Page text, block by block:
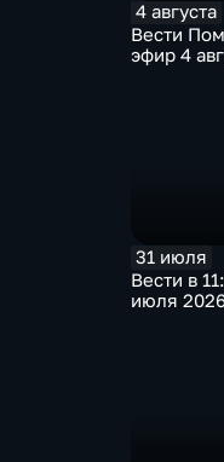
4 августа
Вести
эфир 4
31 июля
Вести в
июля